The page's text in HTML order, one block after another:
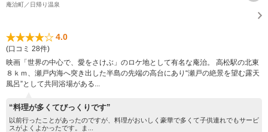
庵治町／日帰り温泉
4.0
(口コミ 28件)
映画「世界の中心で、愛をさけぶ」のロケ地として有名な庵治。 高松駅の北東
８ｋｍ、瀬戸内海へ突き出した半島の先端の高台にあり“瀬戸の絶景を望む露天
風呂”として共同浴場がある...
“料理が多くてびっくりです”
以前行ったことがあったのですが、料理がおいしく豪華で多くて子供連れでもサービ
スがよくよかったです。ま...